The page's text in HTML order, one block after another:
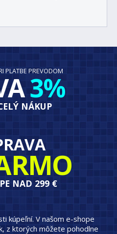
PLATBE PREVODOM
3%
NÁKUP
NAD 299 €
kúpeľní. V našom e-shope
z ktorých môžete pohodlne